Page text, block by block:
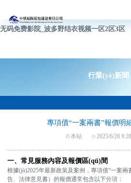
女高中生自慰免费观看唯美清纯_中文字幕
无码免费影院_波多野结衣视频一区2区3区
行業(yè)新聞
專項債“一案兩書”報價明
本站 2025/6/20
一、常見服務內容及報價區(qū)間
根據(jù)2025年最新政策及案例，專項債“一案
告、法律意見書）的報價通常包含以下分項：